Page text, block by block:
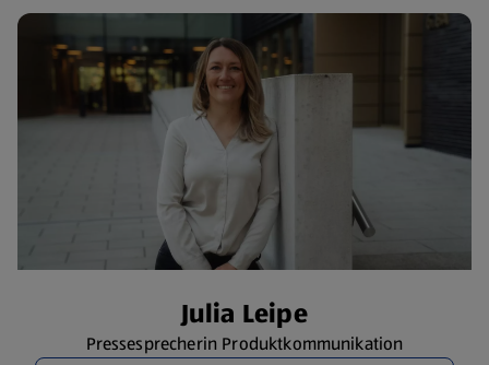
​Julia Leipe
Pressesprecherin Produktkommunikation